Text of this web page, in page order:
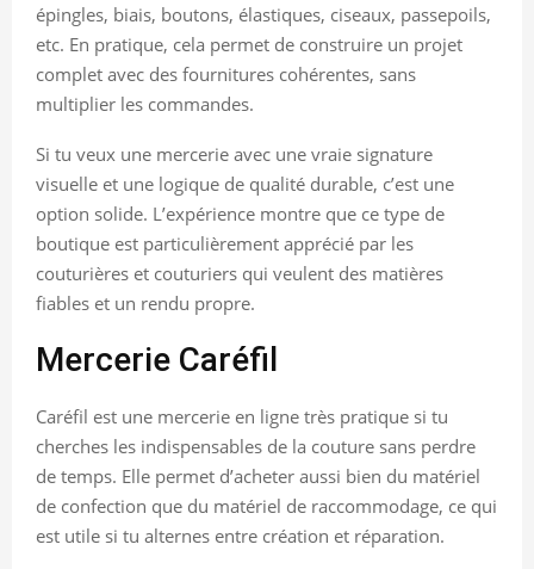
épingles, biais, boutons, élastiques, ciseaux, passepoils,
etc. En pratique, cela permet de construire un projet
complet avec des fournitures cohérentes, sans
multiplier les commandes.
Si tu veux une mercerie avec une vraie signature
visuelle et une logique de qualité durable, c’est une
option solide. L’expérience montre que ce type de
boutique est particulièrement apprécié par les
couturières et couturiers qui veulent des matières
fiables et un rendu propre.
Mercerie Caréfil
Caréfil est une mercerie en ligne très pratique si tu
cherches les indispensables de la couture sans perdre
de temps. Elle permet d’acheter aussi bien du matériel
de confection que du matériel de raccommodage, ce qui
est utile si tu alternes entre création et réparation.